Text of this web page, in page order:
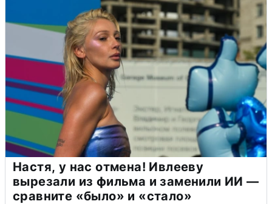
Настя, у нас отмена! Ивлееву
вырезали из фильма и заменили ИИ —
сравните «было» и «стало»